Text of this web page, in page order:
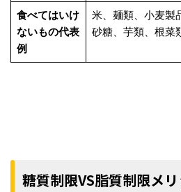
食べてはいけ
ないもの代表
例
米、麺類、小麦製
砂糖、芋類、根菜
糖質制限VS脂質制限メ